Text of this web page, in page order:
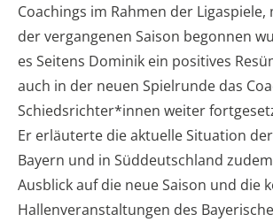
Coachings im Rahmen der
der vergangenen Saison begonnen
es Seitens Dominik ein positives
auch in der neuen Spielrunde das
Schiedsrichter*innen weiter
Er erläuterte die aktuelle Situation
Bayern und in Süddeutschland
Ausblick auf die neue Saison und die
Hallenveranstaltungen des